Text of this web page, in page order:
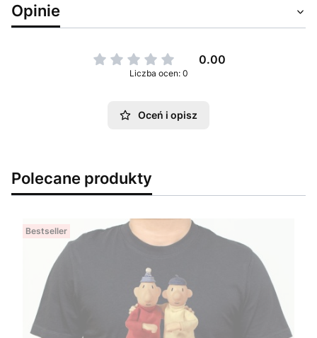
Opinie
0.00
Liczba ocen: 0
Oceń i opisz
Polecane produkty
Bestseller